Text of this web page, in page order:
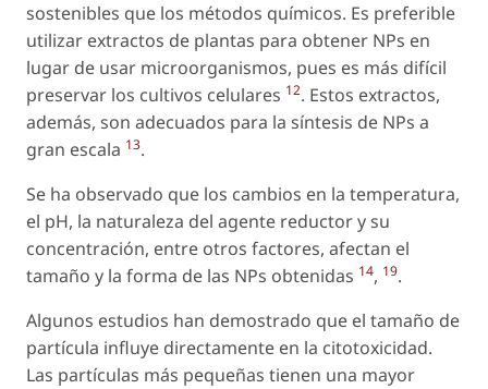
sostenibles que los métodos químicos. Es preferible
utilizar extractos de plantas para obtener NPs en
lugar de usar microorganismos, pues es más difícil
preservar los cultivos celulares 12. Estos extractos,
además, son adecuados para la síntesis de NPs a
gran escala 13.
Se ha observado que los cambios en la temperatura,
el pH, la naturaleza del agente reductor y su
concentración, entre otros factores, afectan el
tamaño y la forma de las NPs obtenidas 14, 19.
Algunos estudios han demostrado que el tamaño de
partícula influye directamente en la citotoxicidad.
Las partículas más pequeñas tienen una mayor